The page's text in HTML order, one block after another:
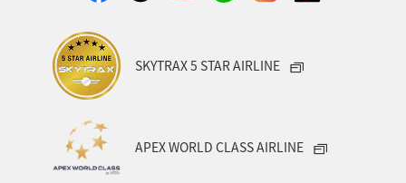
SKYTRAX 5 STAR AIRLINE
APEX WORLD CLASS AIRLINE